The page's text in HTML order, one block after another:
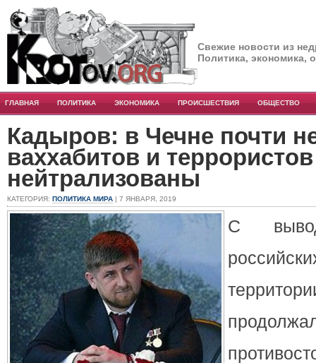
Свежие новости из
Политика, экономика,
ГЛАВНАЯ ПОЛИТИКА ЭКОНОМИКА ПРОИСШЕСТВИЯ ОБЩЕСТВО
Кадыров: в Чечне почти
ваххабитов и
нейтрализованы
КАТЕГОРИЯ: ПОЛИТИКА МИРА | 7 ЯНВАРЯ, 2019
С